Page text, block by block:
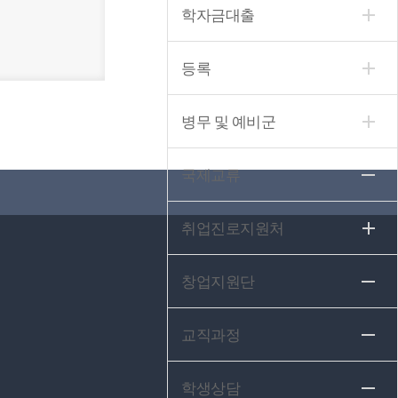
학자금대출
등록
병무 및 예비군
국제교류
취업진로지원처
창업지원단
교직과정
학생상담